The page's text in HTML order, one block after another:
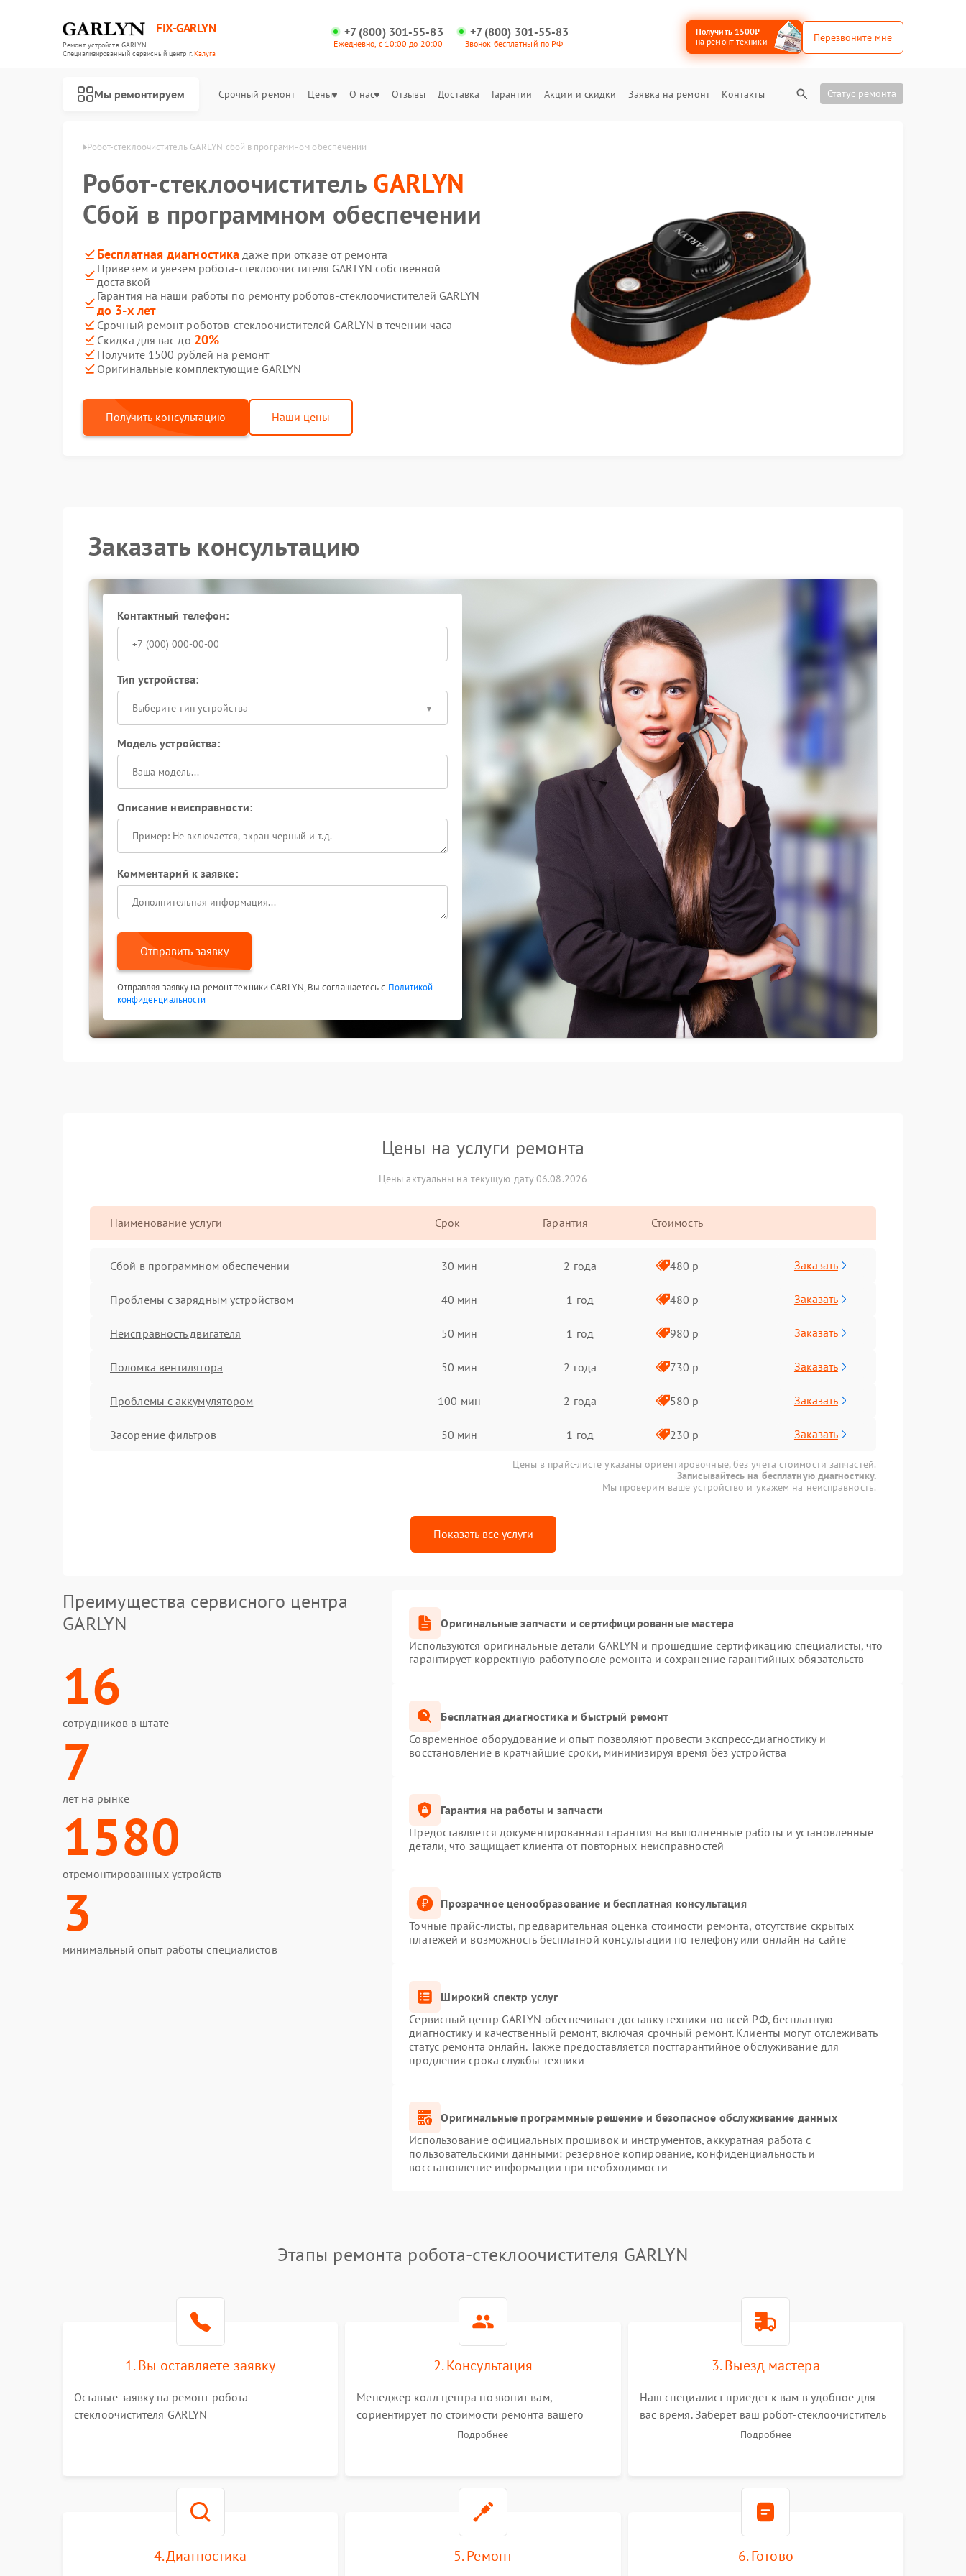
FIX-GARLYN
Ремонт устройств GARLYN
Специализированный cервисный центр г.Калуга
+7 (800) 301-55-83
Ежедневно, с 10:00 до 20:00
+7 (800) 301-55-83
Звонок бесплатный по РФ
Получить 1500₽
на ремонт техники
Перезвоните мне
Мы ремонтируем Срочный ремонт Цены О нас Отзывы Доставка Гарантии Акции и скидки Заявка на ремонт Контакты Статус ремонта
Робот-стеклоочиститель GARLYN сбой в программном обеспечении
Робот-стеклоочиститель GARLYN
Сбой в программном обеспечении
Бесплатная диагностика даже при отказе от ремонта
Привезем и увезем робота-стеклоочистителя GARLYN собственной
доставкой
Гарантия на наши работы по ремонту роботов-стеклоочистителей GARLYN
до 3-х лет
Срочный ремонт роботов-стеклоочистителей GARLYN в течении часа
Скидка для вас до 20%
Получите 1500 рублей на ремонт
Оригинальные комплектующие GARLYN
Получить консультацию Наши цены
Заказать консультацию
Контактный телефон:
Тип устройства:
Выберите тип устройства
Модель устройства:
Описание неисправности:
Комментарий к заявке:
Отправить заявку
Отправляя заявку на ремонт техники GARLYN, Вы соглашаетесь с Политикой
конфиденциальности
Цены на услуги ремонта
Цены актуальны на текущую дату 06.08.2026
Наименование услуги Срок Гарантия Стоимость
Сбой в программном обеспечении 30 мин 2 года 480 р Заказать
Проблемы с зарядным устройством 40 мин 1 год 480 р Заказать
Неисправность двигателя 50 мин 1 год 980 р Заказать
Поломка вентилятора 50 мин 2 года 730 р Заказать
Проблемы с аккумулятором 100 мин 2 года 580 р Заказать
Засорение фильтров 50 мин 1 год 230 р Заказать
Цены в прайс-листе указаны ориентировочные, без учета стоимости запчастей.
Записывайтесь на бесплатную диагностику.
Мы проверим ваше устройство и укажем на неисправность.
Показать все услуги
Преимущества сервисного центра
GARLYN
16
сотрудников в штате
7
лет на рынке
1580
отремонтированных устройств
3
минимальный опыт работы специалистов
Оригинальные запчасти и сертифицированные мастера
Используются оригинальные детали GARLYN и прошедшие сертификацию специалисты, что
гарантирует корректную работу после ремонта и сохранение гарантийных обязательств
Бесплатная диагностика и быстрый ремонт
Современное оборудование и опыт позволяют провести экспресс-диагностику и
восстановление в кратчайшие сроки, минимизируя время без устройства
Гарантия на работы и запчасти
Предоставляется документированная гарантия на выполненные работы и установленные
детали, что защищает клиента от повторных неисправностей
Прозрачное ценообразование и бесплатная консультация
Точные прайс-листы, предварительная оценка стоимости ремонта, отсутствие скрытых
платежей и возможность бесплатной консультации по телефону или онлайн на сайте
Широкий спектр услуг
Сервисный центр GARLYN обеспечивает доставку техники по всей РФ, бесплатную
диагностику и качественный ремонт, включая срочный ремонт. Клиенты могут отслеживать
статус ремонта онлайн. Также предоставляется постгарантийное обслуживание для
продления срока службы техники
Оригинальные программные решение и безопасное обслуживание данных
Использование официальных прошивок и инструментов, аккуратная работа с
пользовательскими данными: резервное копирование, конфиденциальность и
восстановление информации при необходимости
Этапы ремонта робота-стеклоочистителя GARLYN
1. Вы оставляете заявку
Оставьте заявку на ремонт робота-
стеклоочистителя GARLYN
2. Консультация
Менеджер колл центра позвонит вам,
сориентирует по стоимости ремонта вашего
робота-стеклоочистителя а также ответит на все
Подробнее
3. Выезд мастера
Наш специалист приедет к вам в удобное для
вас время. Заберет ваш робот-стеклоочиститель
и привезет на склад для диагностики.
Подробнее
4. Диагностика 5. Ремонт 6. Готово